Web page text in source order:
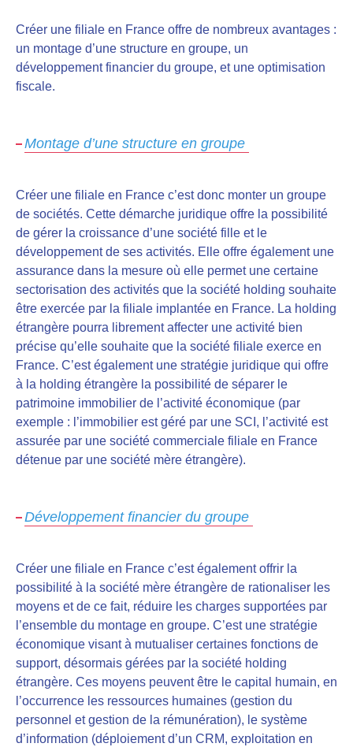
Créer une filiale en France offre de nombreux avantages :
un montage d’une structure en groupe, un
développement financier du groupe, et une optimisation
fiscale.
Montage d’une structure en groupe
Créer une filiale en France c’est donc monter un groupe
de sociétés. Cette démarche juridique offre la possibilité
de gérer la croissance d’une société fille et le
développement de ses activités. Elle offre également une
assurance dans la mesure où elle permet une certaine
sectorisation des activités que la société holding souhaite
être exercée par la filiale implantée en France. La holding
étrangère pourra librement affecter une activité bien
précise qu’elle souhaite que la société filiale exerce en
France. C’est également une stratégie juridique qui offre
à la holding étrangère la possibilité de séparer le
patrimoine immobilier de l’activité économique (par
exemple : l’immobilier est géré par une SCI, l’activité est
assurée par une société commerciale filiale en France
détenue par une société mère étrangère).
Développement financier du groupe
Créer une filiale en France c’est également offrir la
possibilité à la société mère étrangère de rationaliser les
moyens et de ce fait, réduire les charges supportées par
l’ensemble du montage en groupe. C’est une stratégie
économique visant à mutualiser certaines fonctions de
support, désormais gérées par la société holding
étrangère. Ces moyens peuvent être le capital humain, en
l’occurrence les ressources humaines (gestion du
personnel et gestion de la rémunération), le système
d’information (déploiement d’un CRM, exploitation en